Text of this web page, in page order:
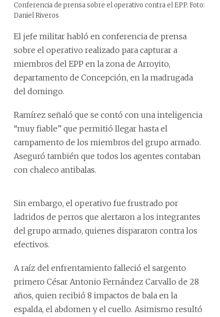
Conferencia de prensa sobre el operativo contra el EPP. Foto:
Daniel Riveros
El jefe militar habló en conferencia de prensa
sobre el operativo realizado para capturar a
miembros del EPP en la zona de Arroyito,
departamento de Concepción, en la madrugada
del domingo.
Ramírez señaló que se contó con una inteligencia
“muy fiable” que permitió llegar hasta el
campamento de los miembros del grupo armado.
Aseguró también que todos los agentes contaban
con chaleco antibalas.
Sin embargo, el operativo fue frustrado por
ladridos de perros que alertaron a los integrantes
del grupo armado, quienes dispararon contra los
efectivos.
A raíz del enfrentamiento falleció el sargento
primero César Antonio Fernández Carvallo de 28
años, quien recibió 8 impactos de bala en la
espalda, el abdomen y el cuello. Asimismo resultó